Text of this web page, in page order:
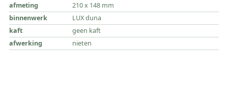
afmeting
210 x 148 mm
binnenwerk
LUX duna
kaft
geen kaft
afwerking
nieten